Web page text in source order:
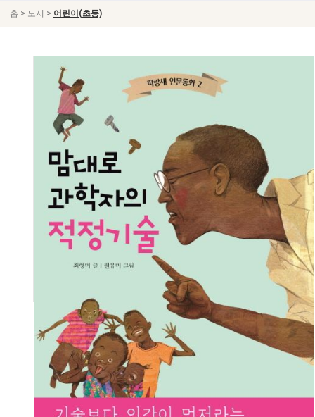
홈 > 도서 > 어린이(초등)